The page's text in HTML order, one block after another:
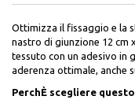
Ottimizza il fissaggio e la
nastro di giunzione 12 cm
tessuto con un adesivo in
aderenza ottimale, anche
PerchÈ scegliere